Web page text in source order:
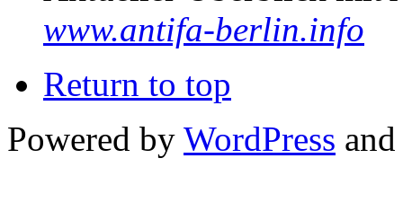
www.antifa-berlin.info
Return to top
Powered by WordPress